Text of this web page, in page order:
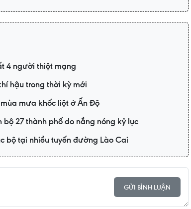
4 người thiệt mạng
hậu trong thời kỳ mới
mưa khốc liệt ở Ấn Độ
27 thành phố do nắng nóng kỷ lục
bộ tại nhiều tuyến đường Lào Cai
GỬI BÌNH LUẬN